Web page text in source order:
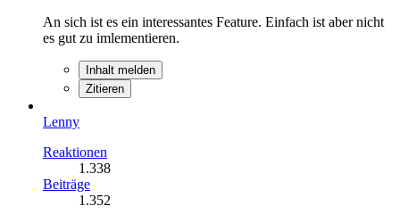
An sich ist es ein interessantes Feature. Einfach ist aber nicht
es gut zu imlementieren.
Inhalt melden
Zitieren
Lenny
Reaktionen
1.338
Beiträge
1.352